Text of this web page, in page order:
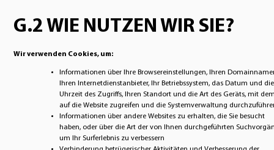
G.2 WIE NUTZEN WIR SIE?
Wir verwenden Cookies, um:
Informationen über Ihre Browsereinstellungen, Ihren
Ihren Internetdienstanbieter, Ihr Betriebssystem, das Datum und die
Uhrzeit des Zugriffs, Ihren Standort und die Art des Geräts, mit
auf die Website zugreifen und die Systemverwaltung
Informationen über andere Websites zu erhalten, die Sie besucht
haben, oder über die Art der von Ihnen durchgeführten
um Ihr Surferlebnis zu verbessern